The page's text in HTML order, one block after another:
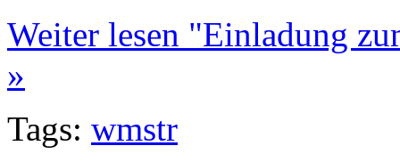
Weiter lesen "Einladung
»
Tags: wmstr